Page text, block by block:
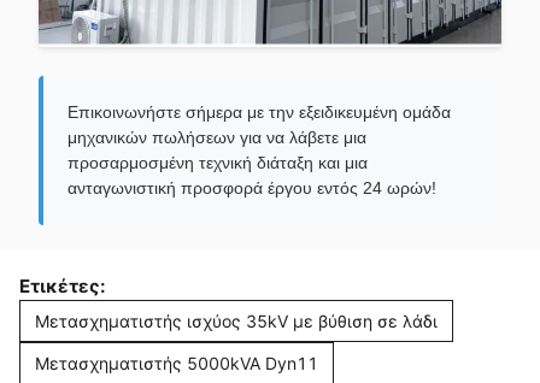
Επικοινωνήστε σήμερα με την εξειδικευμένη ομάδα
μηχανικών πωλήσεων για να λάβετε μια
προσαρμοσμένη τεχνική διάταξη και μια
ανταγωνιστική προσφορά έργου εντός 24 ωρών!
Ετικέτες:
Μετασχηματιστής ισχύος 35kV με βύθιση σε λάδι
Μετασχηματιστής 5000kVA Dyn11